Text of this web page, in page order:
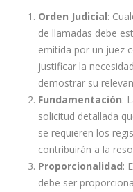
Orden Judicial:
de llamadas debe
emitida por un juez
justificar la
demostrar su
Fundamentación:
solicitud detallada
se requieren los
contribuirán a la
Proporcionalidad:
debe ser